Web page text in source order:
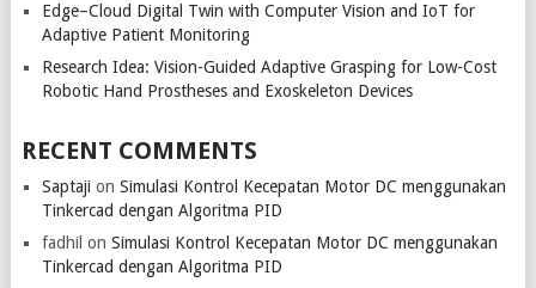
Edge–Cloud Digital Twin with Computer Vision and IoT for
Adaptive Patient Monitoring
Research Idea: Vision-Guided Adaptive Grasping for Low-Cost
Robotic Hand Prostheses and Exoskeleton Devices
RECENT COMMENTS
Saptaji on Simulasi Kontrol Kecepatan Motor DC menggunakan
Tinkercad dengan Algoritma PID
fadhil on Simulasi Kontrol Kecepatan Motor DC menggunakan
Tinkercad dengan Algoritma PID